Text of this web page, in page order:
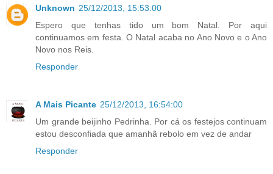
Unknown 25/12/2013, 15:53:00
Espero que tenhas tido um bom Natal. Por aqui
continuamos em festa. O Natal acaba no Ano Novo e o Ano
Novo nos Reis.
Responder
A Mais Picante 25/12/2013, 16:54:00
Um grande beijinho Pedrinha. Por cá os festejos continuam
estou desconfiada que amanhã rebolo em vez de andar
Responder